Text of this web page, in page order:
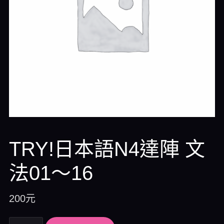
TRY!日本語N4達陣 文
法01～16
200元